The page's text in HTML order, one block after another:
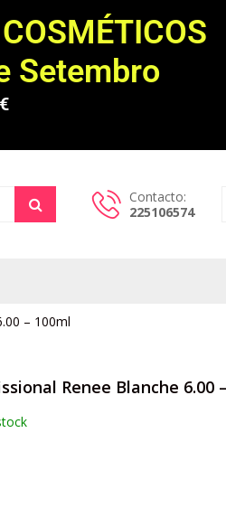
Setembro
Contacto:
225106574
– 100ml
Renee Blanche 6.00